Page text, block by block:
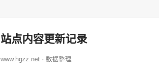
站点内容更新记录
www.hgzz.net · 数据整理